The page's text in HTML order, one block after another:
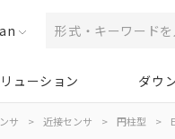
ューション ダウ
サ > 近接センサ > 円柱型 >